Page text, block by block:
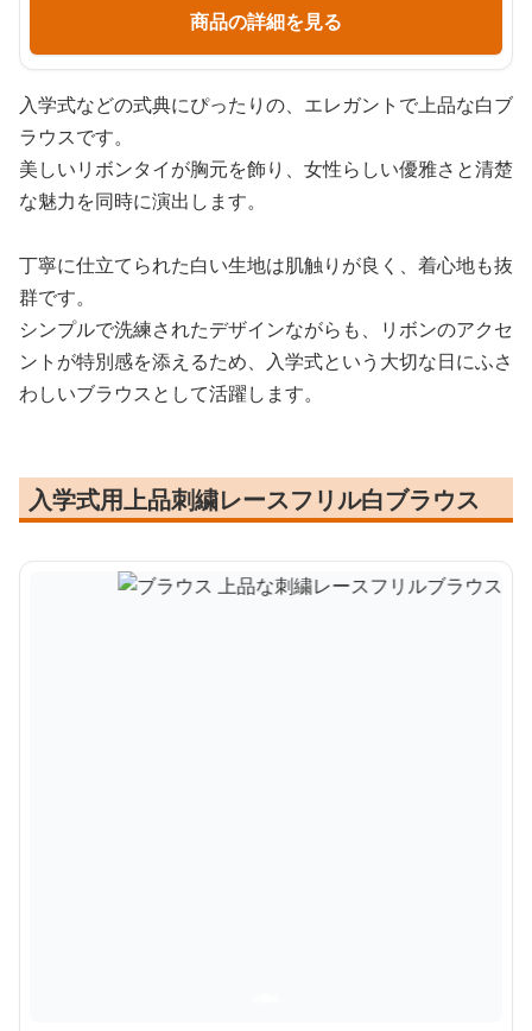
商品の詳細を見る
入学式などの式典にぴったりの、エレガントで上品な白ブ
ラウスです。
美しいリボンタイが胸元を飾り、女性らしい優雅さと清楚
な魅力を同時に演出します。
丁寧に仕立てられた白い生地は肌触りが良く、着心地も抜
群です。
シンプルで洗練されたデザインながらも、リボンのアクセ
ントが特別感を添えるため、入学式という大切な日にふさ
わしいブラウスとして活躍します。
入学式用上品刺繍レースフリル白ブラウス